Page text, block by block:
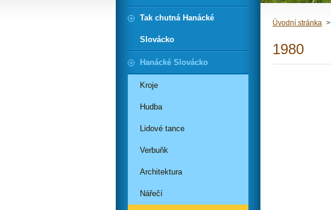
Úvodní stránka >
1980
Tak chutná Hanácké
Slovácko
Hanácké Slovácko
Kroje
Hudba
Lidové tance
Verbuňk
Architektura
Nářečí